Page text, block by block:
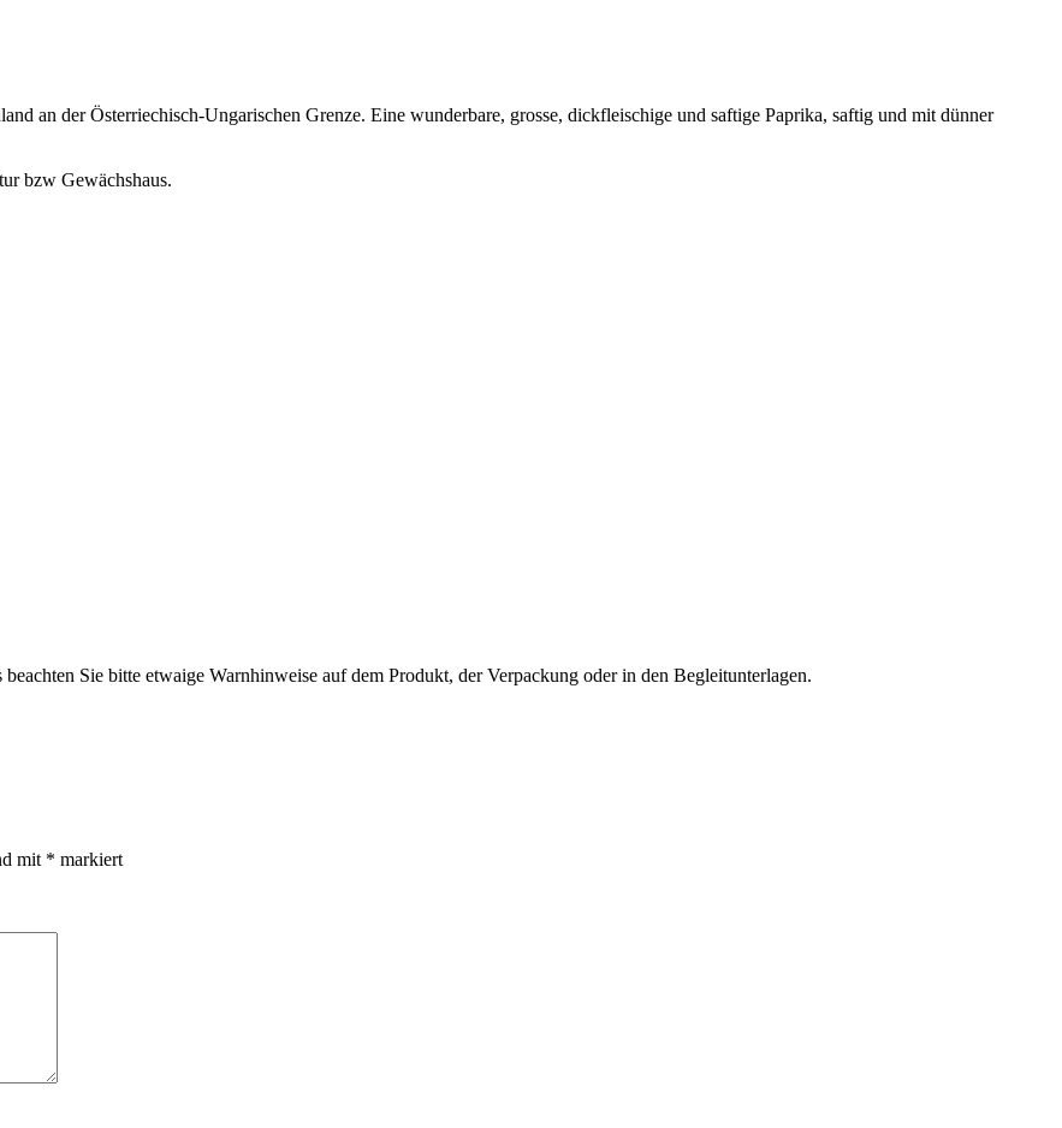
an der Österriechisch-Ungarischen Grenze. Eine wunderbare, grosse, dickfleischige und saftige Paprika, saftig und mit dünner
bzw Gewächshaus.
Sie bitte etwaige Warnhinweise auf dem Produkt, der Verpackung oder in den Begleitunterlagen.
mit * markiert